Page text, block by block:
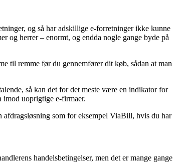
og så har adskillige e-forretninger ikke kunne
og herrer – enormt, og endda nogle gange byde på
til remme før du gennemfører dit køb, sådan at man
så kan det for det meste være en indikator for
uoprigtige e-firmaer.
som for eksempel ViaBill, hvis du har
handelsbetingelser, men det er mange gange